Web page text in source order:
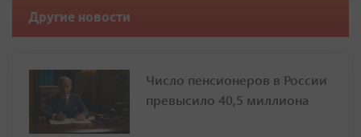
Другие новости
Число пенсионеров в России
превысило 40,5 миллиона